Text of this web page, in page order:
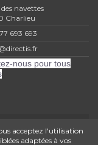
navettes
Charlieu
693 693
nous pour tous
acceptez l'utilisation
adaptées à vos